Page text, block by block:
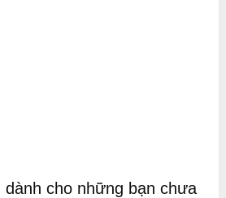
dành cho những bạn chưa